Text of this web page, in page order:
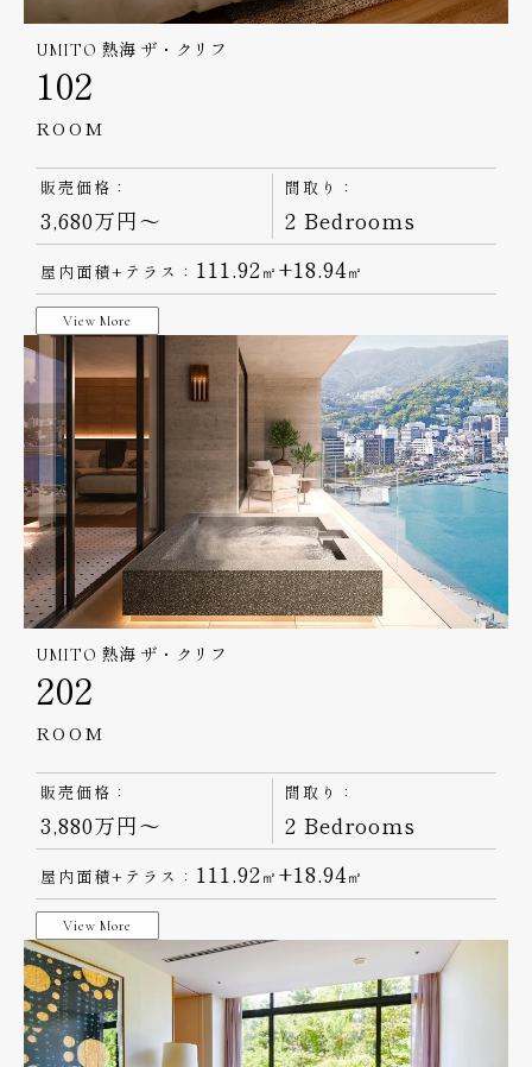
UMITO 熱海 ザ・クリフ
102
ROOM
販売価格：
3,680万円～
間取り：
2 Bedrooms
屋内面積+テラス： 111.92 ㎡ +18.94㎡
View More
UMITO 熱海 ザ・クリフ
202
ROOM
販売価格：
3,880万円～
間取り：
2 Bedrooms
屋内面積+テラス： 111.92 ㎡ +18.94㎡
View More